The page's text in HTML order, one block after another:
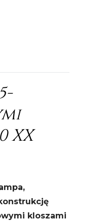
XX
kloszami